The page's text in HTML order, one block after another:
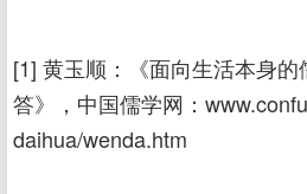
[1] 黄玉顺：《面向生活本身
答》，中国儒学网：
daihua/wenda.htm